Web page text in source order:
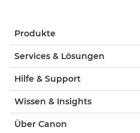
Produkte
Services & Lösungen
Hilfe & Support
Wissen & Insights
Über Canon